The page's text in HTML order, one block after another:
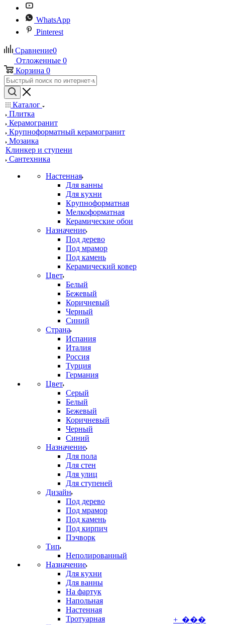
WhatsApp
Pinterest
Сравнение0
Отложенные 0
Корзина 0
Каталог
Плитка
Керамогранит
Крупноформатный керамогранит
Мозаика
Клинкер и ступени
Сантехника
Настенная
Для ванны
Для кухни
Крупноформатная
Мелкоформатная
Керамические обои
Назначение
Под дерево
Под мрамор
Под камень
Керамический ковер
Цвет
Белый
Бежевый
Коричневый
Черный
Синий
Страна
Испания
Италия
Россия
Турция
Германия
Цвет
Серый
Белый
Бежевый
Коричневый
Черный
Синий
Назначение
Для пола
Для стен
Для улиц
Для ступеней
Дизайн
Под дерево
Под мрамор
Под камень
Под кирпич
Пэчворк
Тип
Неполированный
Назначение
Для кухни
Для ванны
На фартук
Напольная
Настенная
Тротуарная
+ ���